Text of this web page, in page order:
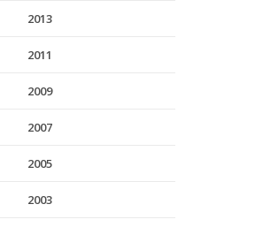
2013
2011
2009
2007
2005
2003